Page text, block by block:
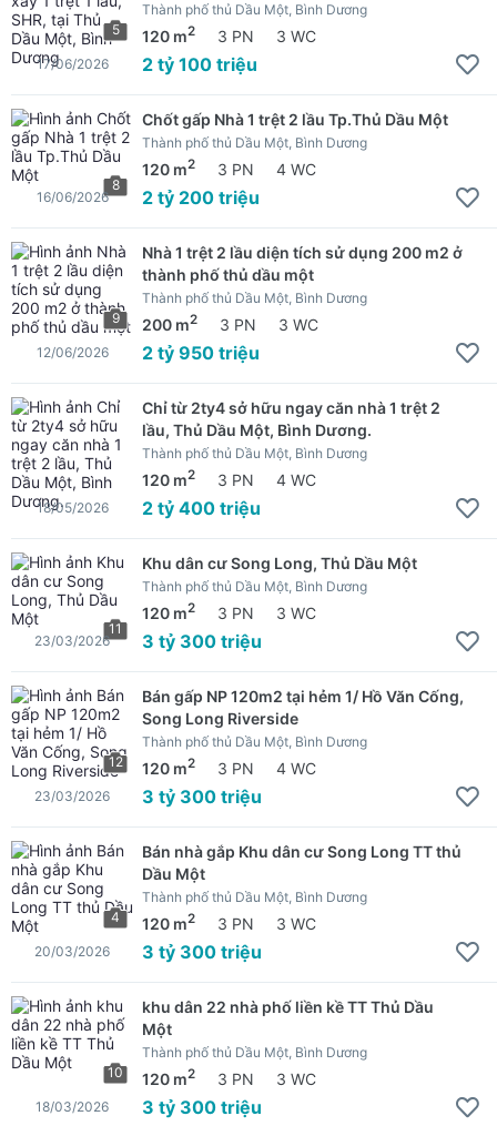
5
Thành phố thủ Dầu Một, Bình Dương
120 m2 3 PN 3 WC
2 tỷ 100 triệu
17/06/2026
8
Chốt gấp Nhà 1 trệt 2 lầu Tp.Thủ Dầu Một
Thành phố thủ Dầu Một, Bình Dương
120 m2 3 PN 4 WC
2 tỷ 200 triệu
16/06/2026
9
Nhà 1 trệt 2 lầu diện tích sử dụng 200 m2 ở
thành phố thủ dầu một
Thành phố thủ Dầu Một, Bình Dương
200 m2 3 PN 3 WC
2 tỷ 950 triệu
12/06/2026
Chỉ từ 2ty4 sở hữu ngay căn nhà 1 trệt 2
lầu, Thủ Dầu Một, Bình Dương.
Thành phố thủ Dầu Một, Bình Dương
120 m2 3 PN 4 WC
2 tỷ 400 triệu
18/05/2026
11
Khu dân cư Song Long, Thủ Dầu Một
Thành phố thủ Dầu Một, Bình Dương
120 m2 3 PN 3 WC
3 tỷ 300 triệu
23/03/2026
12
Bán gấp NP 120m2 tại hẻm 1/ Hồ Văn Cống,
Song Long Riverside
Thành phố thủ Dầu Một, Bình Dương
120 m2 3 PN 4 WC
3 tỷ 300 triệu
23/03/2026
4
Bán nhà gắp Khu dân cư Song Long TT thủ
Dầu Một
Thành phố thủ Dầu Một, Bình Dương
120 m2 3 PN 3 WC
3 tỷ 300 triệu
20/03/2026
10
khu dân 22 nhà phố liền kề TT Thủ Dầu
Một
Thành phố thủ Dầu Một, Bình Dương
120 m2 3 PN 3 WC
3 tỷ 300 triệu
18/03/2026